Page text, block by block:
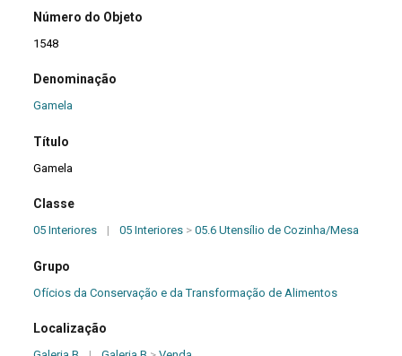
Número do Objeto
1548
Denominação
Gamela
Título
Gamela
Classe
05 Interiores | 05 Interiores >05.6 Utensílio de Cozinha/Mesa
Grupo
Ofícios da Conservação e da Transformação de Alimentos
Localização